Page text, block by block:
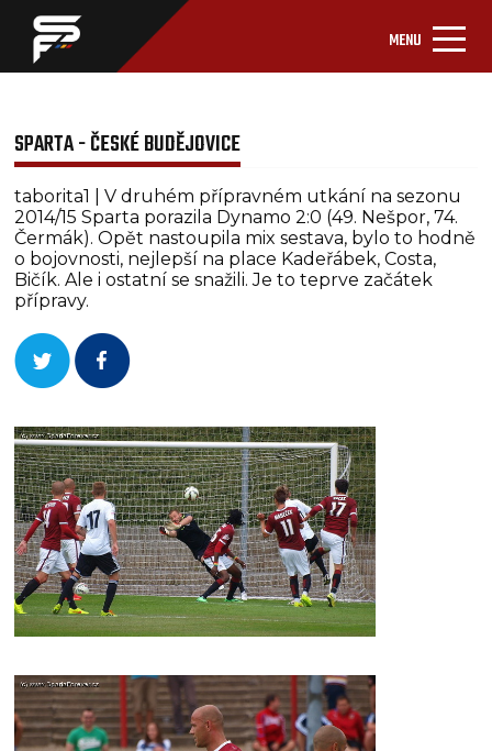
MENU
SPARTA - ČESKÉ BUDĚJOVICE
taborita1 | V druhém přípravném utkání na sezonu
2014/15 Sparta porazila Dynamo 2:0 (49. Nešpor, 74.
Čermák). Opět nastoupila mix sestava, bylo to hodně
o bojovnosti, nejlepší na place Kadeřábek, Costa,
Bičík. Ale i ostatní se snažili. Je to teprve začátek
přípravy.